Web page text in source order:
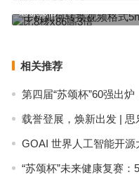
x86高3倍
相关推荐
第四届“苏颂杯”60强出
载誉登展，焕新出发 |
GOAI 世界人工智能开
“苏颂杯”未来健康复赛